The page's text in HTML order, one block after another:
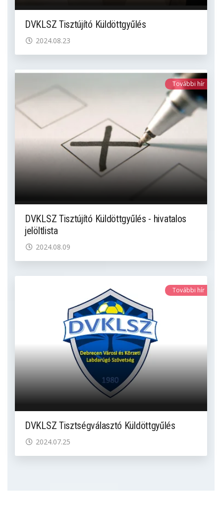
DVKLSZ Tisztújító Küldöttgyűlés
2024.08.23
További hír
DVKLSZ Tisztújító Küldöttgyűlés - hivatalos
jelöltlista
2024.08.09
További hír
DVKLSZ Tisztségválasztó Küldöttgyűlés
2024.07.25